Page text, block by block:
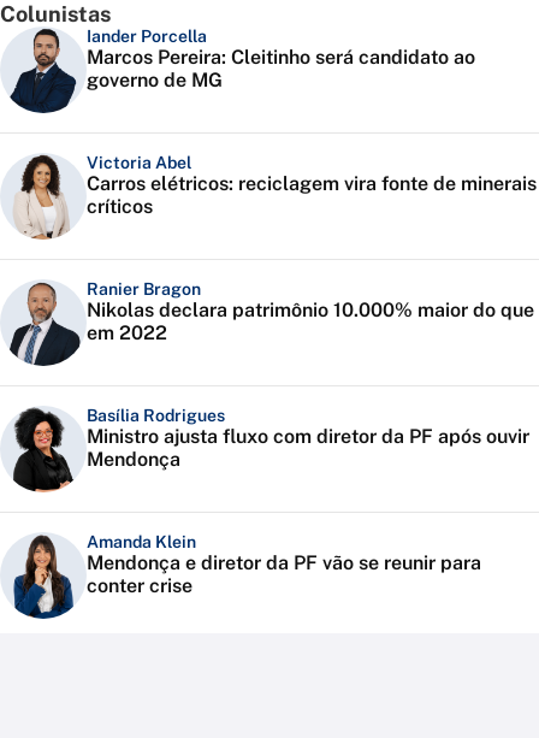
Colunistas
Iander Porcella
Marcos Pereira: Cleitinho será candidato ao
governo de MG
Victoria Abel
Carros elétricos: reciclagem vira fonte de minerais
críticos
Ranier Bragon
Nikolas declara patrimônio 10.000% maior do que
em 2022
Basília Rodrigues
Ministro ajusta fluxo com diretor da PF após ouvir
Mendonça
Amanda Klein
Mendonça e diretor da PF vão se reunir para
conter crise